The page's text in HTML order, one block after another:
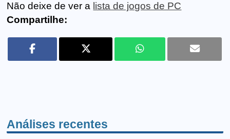
Não deixe de ver a lista de jogos de PC
Compartilhe:
Análises recentes